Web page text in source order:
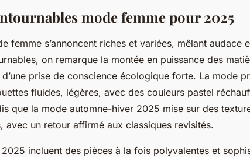
mode femme pour 2025
femme s’annoncent riches et variées, mêlant audace
on remarque la montée en puissance des
prise de conscience écologique forte. La mode
fluides, légères, avec des couleurs pastel
que la mode automne-hiver 2025 mise sur des
avec un retour affirmé aux classiques revisités.
incluent des pièces à la fois polyvalentes et